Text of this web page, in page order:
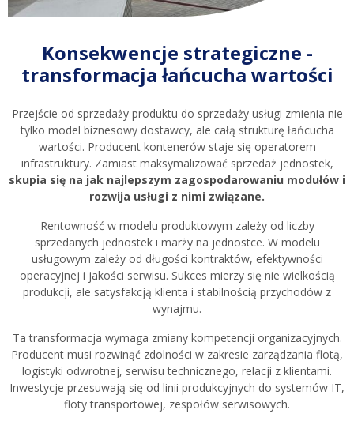
Konsekwencje strategiczne -
transformacja łańcucha wartości
Przejście od sprzedaży produktu do sprzedaży usługi zmienia nie
tylko model biznesowy dostawcy, ale całą strukturę łańcucha
wartości. Producent kontenerów staje się operatorem
infrastruktury. Zamiast maksymalizować sprzedaż jednostek,
skupia się na jak najlepszym zagospodarowaniu modułów i
rozwija usługi z nimi związane.
Rentowność w modelu produktowym zależy od liczby
sprzedanych jednostek i marży na jednostce. W modelu
usługowym zależy od długości kontraktów, efektywności
operacyjnej i jakości serwisu. Sukces mierzy się nie wielkością
produkcji, ale satysfakcją klienta i stabilnością przychodów z
wynajmu.
Ta transformacja wymaga zmiany kompetencji organizacyjnych.
Producent musi rozwinąć zdolności w zakresie zarządzania flotą,
logistyki odwrotnej, serwisu technicznego, relacji z klientami.
Inwestycje przesuwają się od linii produkcyjnych do systemów IT,
floty transportowej, zespołów serwisowych.